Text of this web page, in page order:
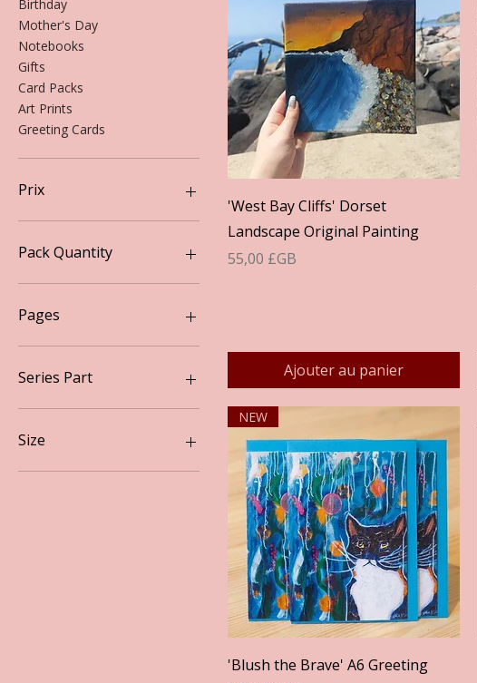
Birthday
Mother's Day
Notebooks
Gifts
Card Packs
Art Prints
Greeting Cards
Prix
Pack Quantity
3
Pages
Lined
Plain
Series Part
Both
Pt 2.
Size
A3
Aperçu rapide
'West Bay Cliffs' Dorset
Landscape Original Painting
Prix
55,00 £GB
Ajouter au panier
Aperçu rapide
NEW
'Blush the Brave' A6 Greeting